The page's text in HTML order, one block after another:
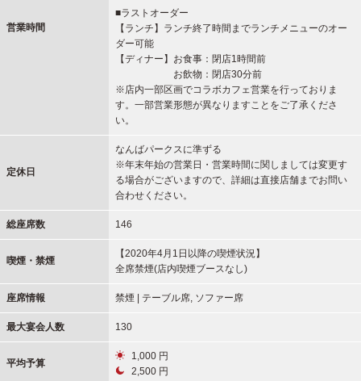
営業時間
■ラストオーダー
【ランチ】ランチ終了時間までランチメニューのオー
ダー可能
【ディナー】お食事：閉店1時間前
お飲物：閉店30分前
※店内一部区画でコラボカフェ営業を行っておりま
す。一部営業形態が異なりますことをご了承くださ
い。
定休日
なんばパークスに準ずる
※年末年始の営業日・営業時間に関しましては変更す
る場合がございますので、詳細は直接店舗までお問い
合わせください。
総座席数 146
喫煙・禁煙
【2020年4月1日以降の喫煙状況】
全席禁煙(店内喫煙ブースなし)
座席情報 禁煙 | テーブル席, ソファー席
最大宴会人数 130
平均予算
1,000 円
2,500 円